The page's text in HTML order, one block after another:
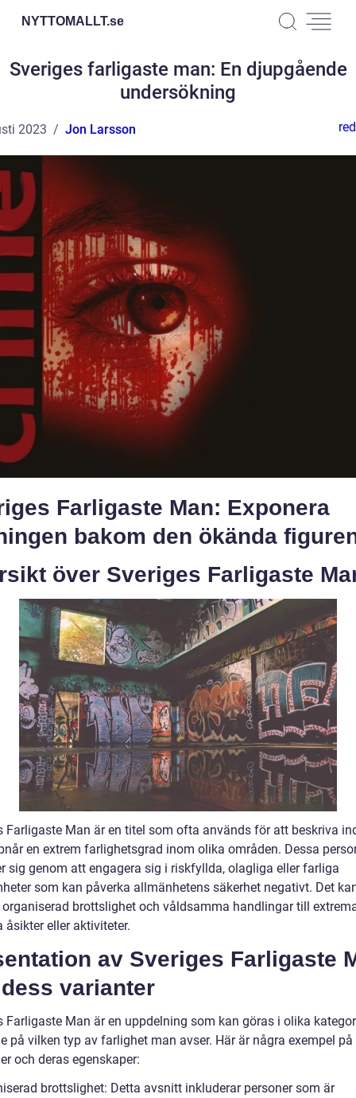
NYTTOMALLT.se
Sveriges farligaste man: En djupgående
undersökning
2023 Jon Larsson
Farligaste Man: Exponera
bakom den ökända
över Sveriges Farligaste
Farligaste Man är en titel som ofta används för att beskriva
en extrem farlighetsgrad inom olika områden. Dessa
sig genom att engagera sig i riskfyllda, olagliga eller farliga
som kan påverka allmänhetens säkerhet negativt. Det
brottslighet och våldsamma handlingar till
åsikter eller aktiviteter.
av Sveriges Farligaste
varianter
Farligaste Man är en uppdelning som kan göras i olika
på vilken typ av farlighet man avser. Här är några exempel på
och deras egenskaper:
brottslighet: Detta avsnitt inkluderar personer som är